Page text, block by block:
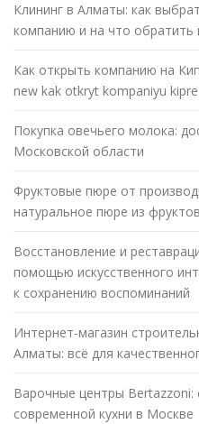
Клининг в Алматы: как
компанию и на что обратить
Как открыть компанию на
new kak otkryt kompaniyu kipre
Покупка овечьего молока:
Московской области
Фруктовые пюре от
натуральное пюре из фруктов
Восстановление и
помощью искусственного
к сохранению воспоминаний
Интернет-магазин
Алматы: всё для
Варочные центры Bertazzoni:
современной кухни в Москве